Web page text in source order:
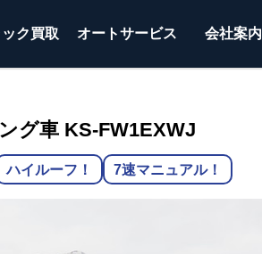
ック買取 オートサービス 会社案内
グ車 KS-FW1EXWJ
ハイルーフ！ 7速マニュアル！